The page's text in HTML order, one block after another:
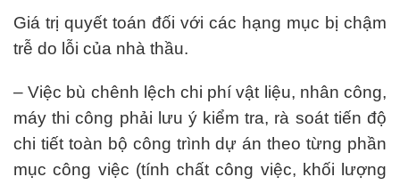
Giá trị quyết toán đối với các hạng mục bị chậm
trễ do lỗi của nhà thầu.
– Việc bù chênh lệch chi phí vật liệu, nhân công,
máy thi công phải lưu ý kiểm tra, rà soát tiến độ
chi tiết toàn bộ công trình dự án theo từng phần
mục công việc (tính chất công việc, khối lượng